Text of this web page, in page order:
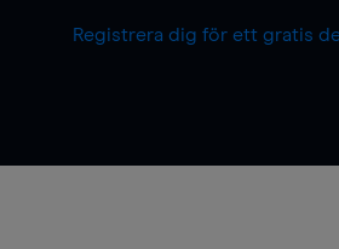
Registrera dig för ett gratis